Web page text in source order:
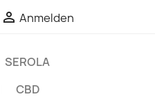
 Anmelden
SEROLA
CBD